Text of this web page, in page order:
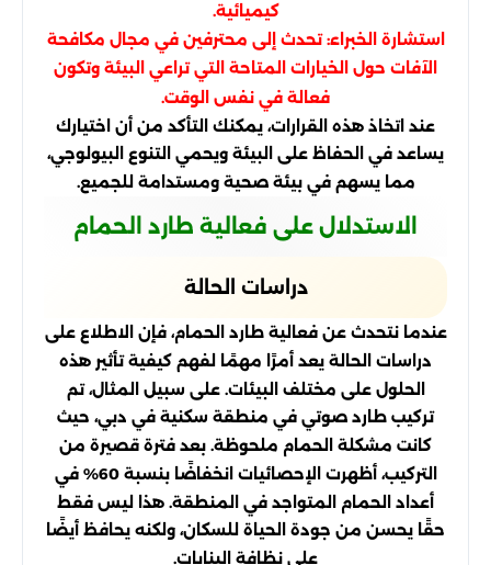
كيميائية.
استشارة الخبراء: تحدث إلى محترفين في مجال مكافحة
الآفات حول الخيارات المتاحة التي تراعي البيئة وتكون
فعالة في نفس الوقت.
عند اتخاذ هذه القرارات، يمكنك التأكد من أن اختيارك
يساعد في الحفاظ على البيئة ويحمي التنوع البيولوجي،
مما يسهم في بيئة صحية ومستدامة للجميع.
الاستدلال على فعالية طارد الحمام
دراسات الحالة
عندما نتحدث عن فعالية طارد الحمام، فإن الاطلاع على
دراسات الحالة يعد أمرًا مهمًا لفهم كيفية تأثير هذه
الحلول على مختلف البيئات. على سبيل المثال، تم
تركيب طارد صوتي في منطقة سكنية في دبي، حيث
كانت مشكلة الحمام ملحوظة. بعد فترة قصيرة من
التركيب، أظهرت الإحصائيات انخفاضًا بنسبة 60% في
أعداد الحمام المتواجد في المنطقة. هذا ليس فقط
حقًا يحسن من جودة الحياة للسكان، ولكنه يحافظ أيضًا
على نظافة البنايات.